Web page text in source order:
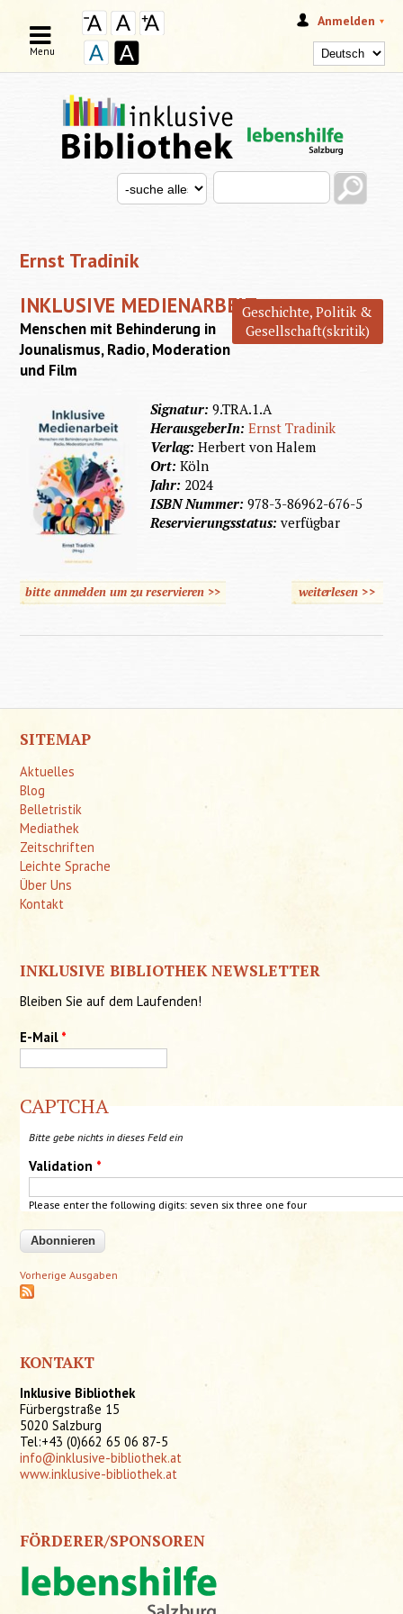
Anmelden
SUCHFORMULAR
Search this site
Search for
Menu
Ernst Tradinik
INKLUSIVE MEDIENARBEITGeschichte, Politik &
Gesellschaft(skritik)
Menschen mit Behinderung in
Jounalismus, Radio, Moderation
und Film
Signatur:9.TRA.1.A
HerausgeberIn:Ernst Tradinik
Verlag:Herbert von Halem
Ort:Köln
Jahr: 2024
ISBN Nummer:978-3-86962-676-5
Reservierungsstatus:verfügbar
bitte anmelden um zu reservieren >> weiterlesen>>
SITEMAP
Aktuelles
Blog
Belletristik
Mediathek
Zeitschriften
Leichte Sprache
Über Uns
Kontakt
INKLUSIVE BIBLIOTHEK NEWSLETTER
Bleiben Sie auf dem Laufenden!
E-Mail *
CAPTCHA
Bitte gebe nichts in dieses Feld ein
Validation *
Please enter the following digits: seven six three one four
Vorherige Ausgaben
KONTAKT
Inklusive Bibliothek
Fürbergstraße 15
5020 Salzburg
Tel:+43 (0)662 65 06 87-5
info@inklusive-bibliothek.at
www.inklusive-bibliothek.at
FÖRDERER/SPONSOREN